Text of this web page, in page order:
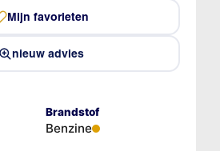
Mijn favorieten
nieuw advies
Brandstof
Benzine